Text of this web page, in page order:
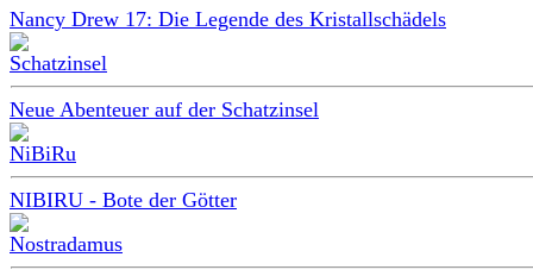
Nancy Drew 17: Die Legende des Kristallschädels
Neue Abenteuer auf der Schatzinsel
NIBIRU - Bote der Götter